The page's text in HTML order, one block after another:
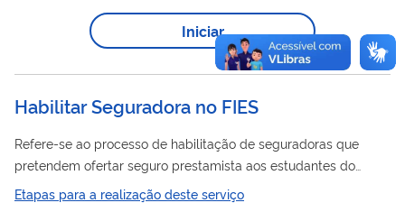
Iniciar
Habilitar Seguradora no FIES
Refere-se ao processo de habilitação de seguradoras que
pretendem ofertar seguro prestamista aos estudantes do
Fundo de Financiamento Estudantil –FIES
Etapas para a realização deste serviço